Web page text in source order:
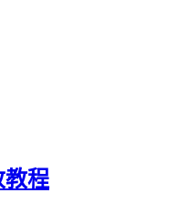
教程